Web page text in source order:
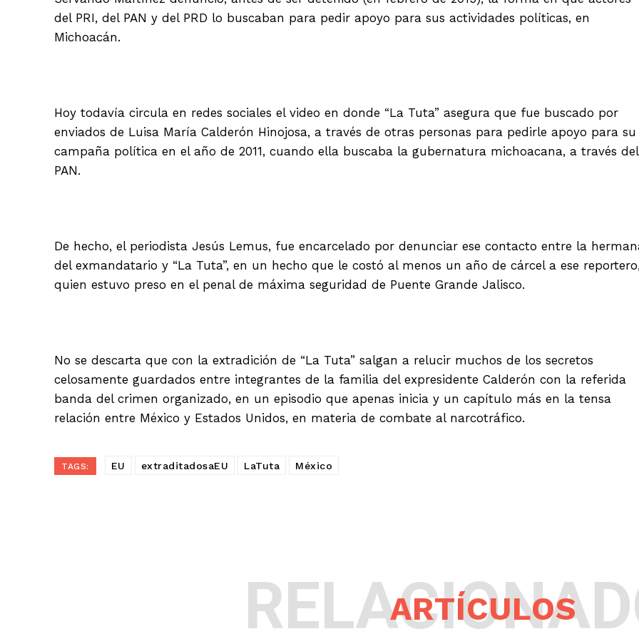
del PRI, del PAN y del PRD lo buscaban para pedir apoyo para sus actividades políticas, en
Michoacán.
Hoy todavía circula en redes sociales el video en donde “La Tuta” asegura que fue buscado por
enviados de Luisa María Calderón Hinojosa, a través de otras personas para pedirle apoyo para su
campaña política en el año de 2011, cuando ella buscaba la gubernatura michoacana, a través del
PAN.
De hecho, el periodista Jesús Lemus, fue encarcelado por denunciar ese contacto entre la
del exmandatario y “La Tuta”, en un hecho que le costó al menos un año de cárcel a ese
quien estuvo preso en el penal de máxima seguridad de Puente Grande Jalisco.
No se descarta que con la extradición de “La Tuta” salgan a relucir muchos de los secretos
celosamente guardados entre integrantes de la familia del expresidente Calderón con la referida
banda del crimen organizado, en un episodio que apenas inicia y un capítulo más en la tensa
relación entre México y Estados Unidos, en materia de combate al narcotráfico.
TAGS: EU extraditadosaEU LaTuta México
ARTÍCULOS